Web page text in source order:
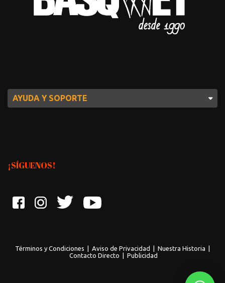
AYUDA Y SOPORTE
¡SÍGUENOS!
Términos y Condiciones Aviso de Privacidad Nuestra Historia
Contacto Directo
Publicidad